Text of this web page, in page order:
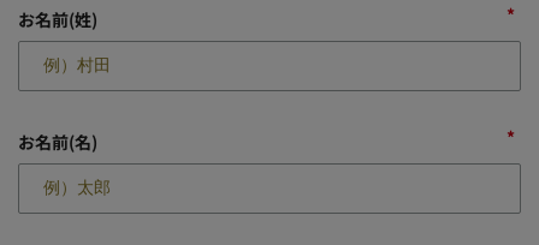
*
お名前(姓)
*
お名前(名)